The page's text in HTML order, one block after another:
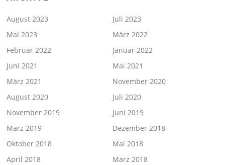
August 2023
Juli 2023
Mai 2023
März 2022
Februar 2022
Januar 2022
Juni 2021
Mai 2021
März 2021
November 2020
August 2020
Juli 2020
November 2019
Juni 2019
März 2019
Dezember 2018
Oktober 2018
Mai 2018
April 2018
März 2018